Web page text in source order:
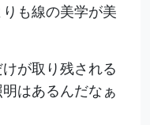
も線の美学が美
が取り残される
はあるんだなぁ